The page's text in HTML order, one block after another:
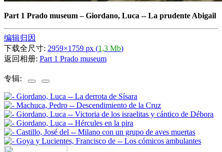
Part 1 Prado museum–Giordano, Luca -- La prudente Abigail
编辑归因
下载全尺寸: 2959×1759 px (1,3 Mb)
返回相册: Part 1 Prado museum
专辑: